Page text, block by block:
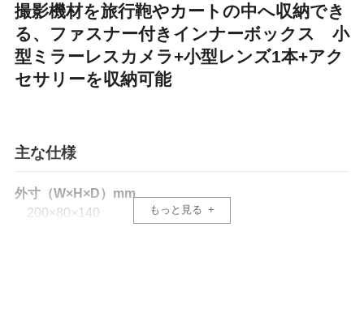
撮影機材を旅行鞄やカートの中へ収納でき
る、ファスナー付きインナーボックス 小
型ミラーレスカメラ+小型レンズ1本+アク
セサリーを収納可能
主な仕様
外寸（W×H×D）mm
200×80×140
もっと見る